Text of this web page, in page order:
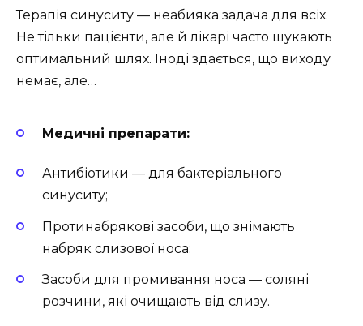
Терапія синуситу — неабияка задача для всіх.
Не тільки пацієнти, але й лікарі часто шукають
оптимальний шлях. Іноді здається, що виходу
немає, але…
Медичні препарати:
Антибіотики — для бактеріального
синуситу;
Протинабрякові засоби, що знімають
набряк слизової носа;
Засоби для промивання носа — соляні
розчини, які очищають від слизу.